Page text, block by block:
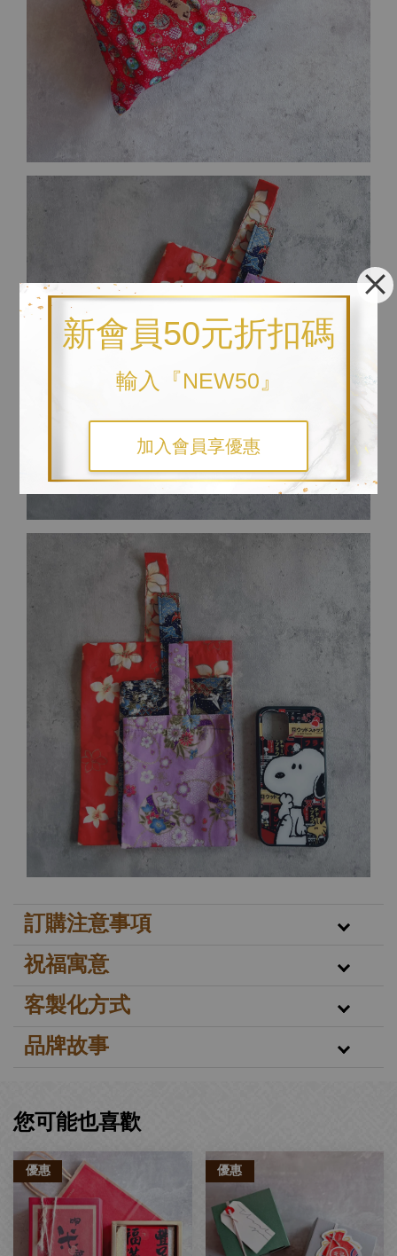
新會員50元折扣碼
輸入『NEW50』
加入會員享優惠
訂購注意事項
祝福寓意
客製化方式
品牌故事
您可能也喜歡
優惠 優惠